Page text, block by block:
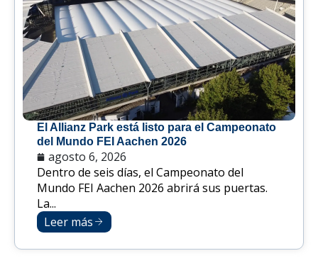
El Allianz Park está listo para el Campeonato
del Mundo FEI Aachen 2026
agosto 6, 2026
Dentro de seis días, el Campeonato del
Mundo FEI Aachen 2026 abrirá sus puertas.
La...
Leer más